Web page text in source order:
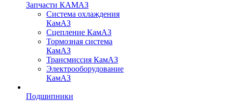
Запчасти КАМАЗ
Система охлаждения
КамАЗ
Сцепление КамАЗ
Тормозная система
КамАЗ
Трансмиссия КамАЗ
Электрооборудование
КамАЗ
Подшипники